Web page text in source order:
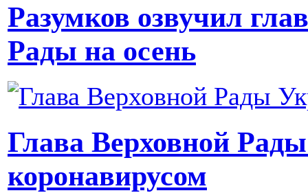
Разумков озвучил
Рады на осень
Глава Верховной
коронавирусом